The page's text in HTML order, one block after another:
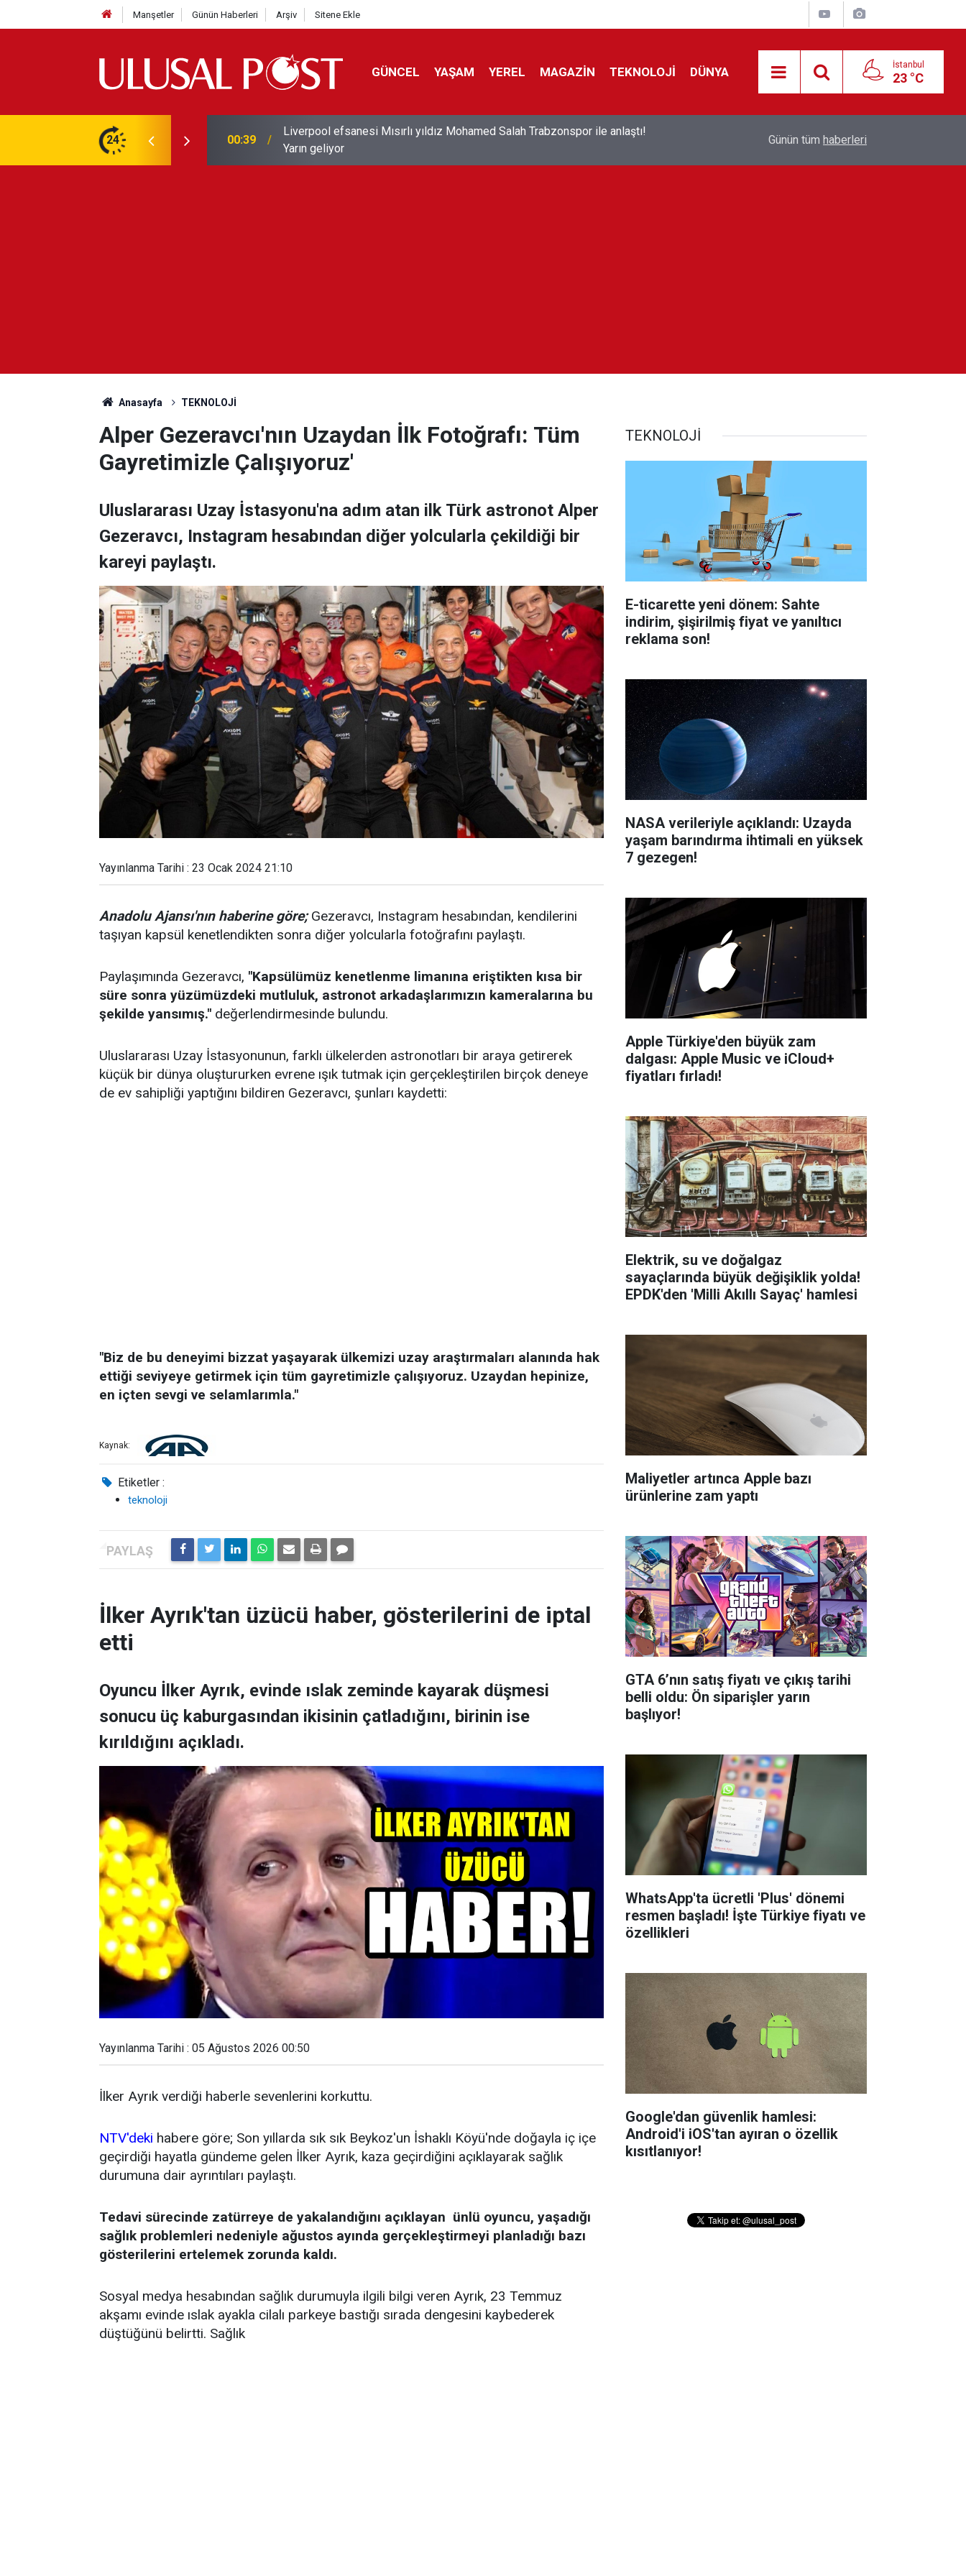
Manşetler Günün Haberleri Arşiv Sitene Ekle
GÜNCEL YAŞAM YEREL MAGAZİN TEKNOLOJİ DÜNYA İstanbul
23 °C
24 00:39
Liverpool efsanesi Mısırlı yıldız Mohamed Salah Trabzonspor ile anlaştı!
Yarın geliyor
Feridun Düzağaç sahnelere ara verdi: ''En az
Günün tüm haberleri
Anasayfa TEKNOLOJİ
Alper Gezeravcı'nın Uzaydan İlk Fotoğrafı: Tüm
Gayretimizle Çalışıyoruz'
Uluslararası Uzay İstasyonu'na adım atan ilk Türk astronot Alper
Gezeravcı, Instagram hesabından diğer yolcularla çekildiği bir
kareyi paylaştı.
Yayınlanma Tarihi : 23 Ocak 2024 21:10
Anadolu Ajansı'nın haberine göre;Gezeravcı, Instagram hesabından, kendilerini
taşıyan kapsül kenetlendikten sonra diğer yolcularla fotoğrafını paylaştı.
Paylaşımında Gezeravcı, "Kapsülümüz kenetlenme limanına eriştikten kısa bir
süre sonra yüzümüzdeki mutluluk, astronot arkadaşlarımızın kameralarına bu
şekilde yansımış." değerlendirmesinde bulundu.
Uluslararası Uzay İstasyonunun, farklı ülkelerden astronotları bir araya getirerek
küçük bir dünya oluştururken evrene ışık tutmak için gerçekleştirilen birçok deneye
de ev sahipliği yaptığını bildiren Gezeravcı, şunları kaydetti:
"Biz de bu deneyimi bizzat yaşayarak ülkemizi uzay araştırmaları alanında hak
ettiği seviyeye getirmek için tüm gayretimizle çalışıyoruz. Uzaydan hepinize,
en içten sevgi ve selamlarımla."
Kaynak:
Etiketler :
teknoloji
İlker Ayrık'tan üzücü haber, gösterilerini de iptal
etti
Oyuncu İlker Ayrık, evinde ıslak zeminde kayarak düşmesi
sonucu üç kaburgasından ikisinin çatladığını, birinin ise
kırıldığını açıkladı.
Yayınlanma Tarihi : 05 Ağustos 2026 00:50
İlker Ayrık verdiği haberle sevenlerini korkuttu.
NTV'deki habere göre; Son yıllarda sık sık Beykoz'un İshaklı Köyü'nde doğayla iç içe
geçirdiği hayatla gündeme gelen İlker Ayrık, kaza geçirdiğini açıklayarak sağlık
durumuna dair ayrıntıları paylaştı.
Tedavi sürecinde zatürreye de yakalandığını açıklayan ünlü oyuncu, yaşadığı
sağlık problemleri nedeniyle ağustos ayında gerçekleştirmeyi planladığı bazı
gösterilerini ertelemek zorunda kaldı.
Sosyal medya hesabından sağlık durumuyla ilgili bilgi veren Ayrık, 23 Temmuz
akşamı evinde ıslak ayakla cilalı parkeye bastığı sırada dengesini kaybederek
düştüğünü belirtti. Sağlık
TEKNOLOJİ
E-ticarette yeni dönem: Sahte
indirim, şişirilmiş fiyat ve yanıltıcı
reklama son!
NASA verileriyle açıklandı: Uzayda
yaşam barındırma ihtimali en yüksek
7 gezegen!
Apple Türkiye'den büyük zam
dalgası: Apple Music ve iCloud+
fiyatları fırladı!
Elektrik, su ve doğalgaz
sayaçlarında büyük değişiklik yolda!
EPDK'den 'Milli Akıllı Sayaç' hamlesi
Maliyetler artınca Apple bazı
ürünlerine zam yaptı
GTA 6’nın satış fiyatı ve çıkış tarihi
belli oldu: Ön siparişler yarın
başlıyor!
WhatsApp'ta ücretli 'Plus' dönemi
resmen başladı! İşte Türkiye fiyatı ve
özellikleri
Google'dan güvenlik hamlesi:
Android'i iOS'tan ayıran o özellik
kısıtlanıyor!